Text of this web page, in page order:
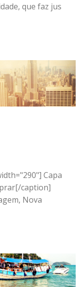
que faz jus
Capa
caption]
Nova